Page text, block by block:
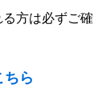
方は必ずご確
ちら